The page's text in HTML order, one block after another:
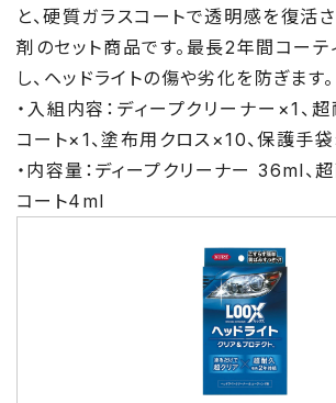
と、硬質ガラスコートで透明感を復活
剤のセット商品です。最長2年間コー
し、ヘッドライトの傷や劣化を防ぎます。
・入組内容：ディープクリーナー×1、
コート×1、塗布用クロス×10、保護手
・内容量：ディープクリーナー 36ml、
コート4ml